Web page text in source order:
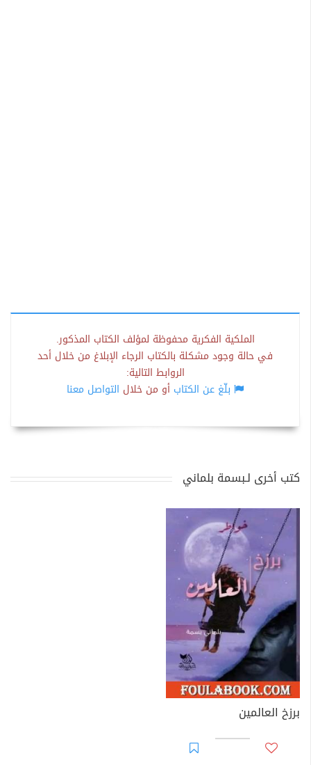
الملكية الفكرية محفوظة لمؤلف الكتاب المذكور.
في حالة وجود مشكلة بالكتاب الرجاء الإبلاغ من خلال أحد
الروابط التالية:
بلّغ عن الكتاب أو من خلال التواصل معنا
كتب أخرى لـبسمة بلماني
برزخ العالمين